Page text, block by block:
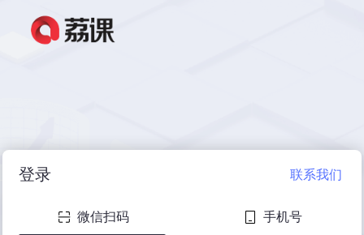
登录 联系我们
微信扫码 手机号